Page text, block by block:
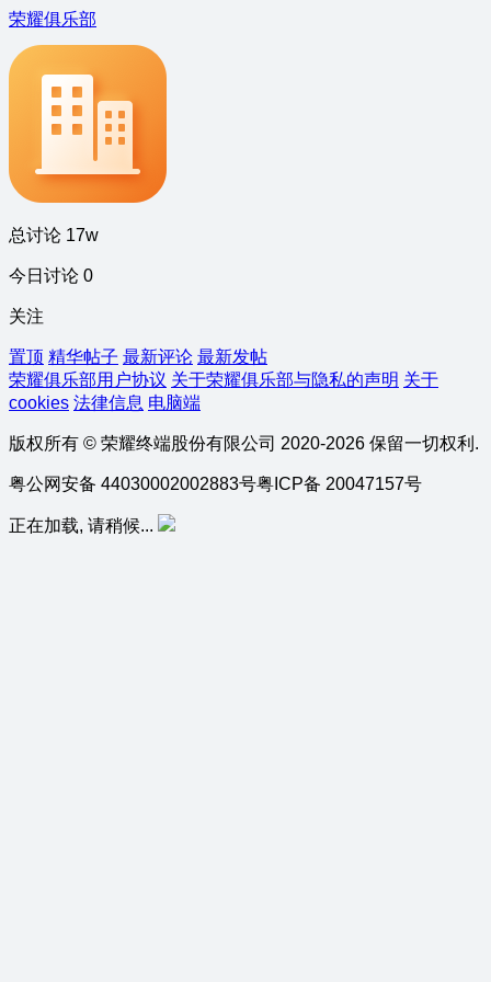
荣耀俱乐部
总讨论 17w
今日讨论 0
关注
置顶 精华帖子 最新评论 最新发帖
荣耀俱乐部用户协议 关于荣耀俱乐部与隐私的声明 关于
cookies 法律信息 电脑端
版权所有 © 荣耀终端股份有限公司 2020-2026 保留一切权利.
粤公网安备 44030002002883号粤ICP备 20047157号
正在加载, 请稍候...